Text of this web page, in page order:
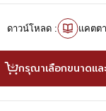
ดาวน์โหลด : แคตต
กรุณาเลือกขนาดแล